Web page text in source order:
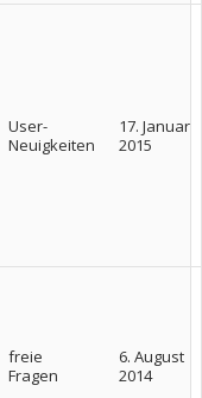
User-
Neuigkeiten
17. Januar
2015
freie
Fragen
6. August
2014